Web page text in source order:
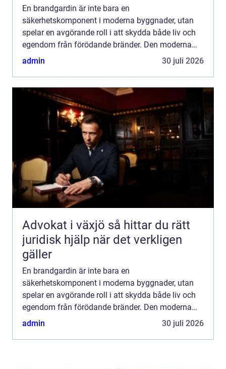
En brandgardin är inte bara en
säkerhetskomponent i moderna byggnader, utan
spelar en avgörande roll i att skydda både liv och
egendom från förödande bränder. Den moderna
arkitekturen har gett oss vackra, &ou...
admin 30 juli 2026
Advokat i växjö så hittar du rätt
juridisk hjälp när det verkligen
gäller
En brandgardin är inte bara en
säkerhetskomponent i moderna byggnader, utan
spelar en avgörande roll i att skydda både liv och
egendom från förödande bränder. Den moderna
arkitekturen har gett oss vackra, &ou...
admin 30 juli 2026